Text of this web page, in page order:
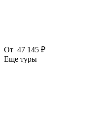
От 47 145 ₽
Еще туры